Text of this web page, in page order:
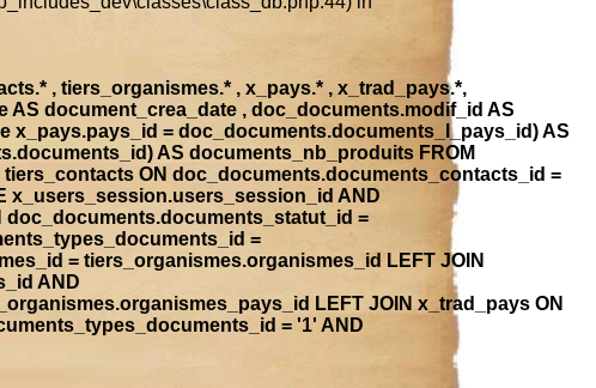
, tiers_organismes.* , x_pays.* , x_trad_pays.*,
document_crea_date , doc_documents.modif_id AS
x_pays.pays_id = doc_documents.documents_l_pays_id) AS
AS documents_nb_produits FROM
ON doc_documents.documents_contacts_id =
x_users_session.users_session_id AND
=
=
= tiers_organismes.organismes_id LEFT JOIN
AND
LEFT JOIN x_trad_pays ON
= '1' AND